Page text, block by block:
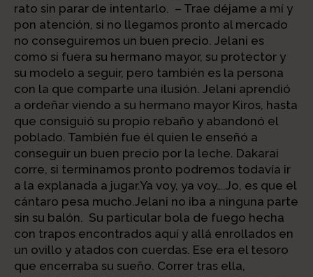
rato sin parar de intentarlo. – Trae déjame a mí y
pon atención, si no llegamos pronto al mercado
no conseguiremos un buen precio. Jelani es
como si fuera su hermano mayor, su protector y
su modelo a seguir, pero también es la persona
con la que comparte una ilusión. Jelani aprendió
a ordeñar viendo a su hermano mayor Kiros, hasta
que consiguió su propio rebaño y abandonó el
poblado. También fue él quien le enseñó a
conseguir un buen precio por la leche. Dakarai
corre, si terminamos pronto podremos todavía ir
a la explanada a jugar.Ya voy, ya voy….Jo, es que el
cántaro pesa mucho.Jelani no iba a ninguna parte
sin su balón. Su particular bola de fuego hecha
con trapos encontrados aquí y allá enrollados en
un ovillo y atados con cuerdas. Ese era el tesoro
que encerraba su sueño. Correr tras ella,